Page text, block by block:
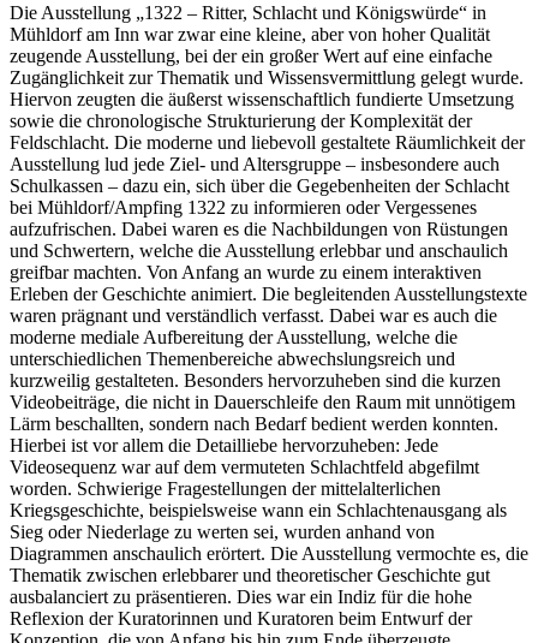
Die Ausstellung „1322 – Ritter, Schlacht und Königswürde“ in
Mühldorf am Inn war zwar eine kleine, aber von hoher Qualität
zeugende Ausstellung, bei der ein großer Wert auf eine einfache
Zugänglichkeit zur Thematik und Wissensvermittlung gelegt wurde.
Hiervon zeugten die äußerst wissenschaftlich fundierte Umsetzung
sowie die chronologische Strukturierung der Komplexität der
Feldschlacht. Die moderne und liebevoll gestaltete Räumlichkeit der
Ausstellung lud jede Ziel- und Altersgruppe – insbesondere auch
Schulkassen – dazu ein, sich über die Gegebenheiten der Schlacht
bei Mühldorf/Ampfing 1322 zu informieren oder Vergessenes
aufzufrischen. Dabei waren es die Nachbildungen von Rüstungen
und Schwertern, welche die Ausstellung erlebbar und anschaulich
greifbar machten. Von Anfang an wurde zu einem interaktiven
Erleben der Geschichte animiert. Die begleitenden Ausstellungstexte
waren prägnant und verständlich verfasst. Dabei war es auch die
moderne mediale Aufbereitung der Ausstellung, welche die
unterschiedlichen Themenbereiche abwechslungsreich und
kurzweilig gestalteten. Besonders hervorzuheben sind die kurzen
Videobeiträge, die nicht in Dauerschleife den Raum mit unnötigem
Lärm beschallten, sondern nach Bedarf bedient werden konnten.
Hierbei ist vor allem die Detailliebe hervorzuheben: Jede
Videosequenz war auf dem vermuteten Schlachtfeld abgefilmt
worden. Schwierige Fragestellungen der mittelalterlichen
Kriegsgeschichte, beispielsweise wann ein Schlachtenausgang als
Sieg oder Niederlage zu werten sei, wurden anhand von
Diagrammen anschaulich erörtert. Die Ausstellung vermochte es, die
Thematik zwischen erlebbarer und theoretischer Geschichte gut
ausbalanciert zu präsentieren. Dies war ein Indiz für die hohe
Reflexion der Kuratorinnen und Kuratoren beim Entwurf der